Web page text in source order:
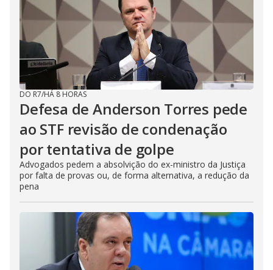
DO R7/HÁ 8 HORAS
Defesa de Anderson Torres pede
ao STF revisão de condenação
por tentativa de golpe
Advogados pedem a absolvição do ex-ministro da Justiça
por falta de provas ou, de forma alternativa, a redução da
pena